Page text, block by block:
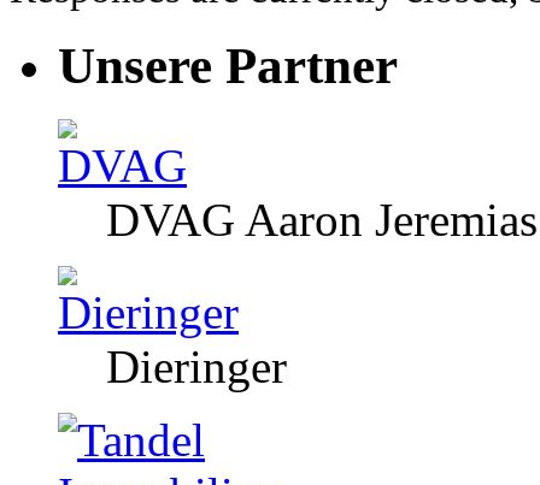
Unsere Partner
DVAG Aaron Jeremias
Dieringer